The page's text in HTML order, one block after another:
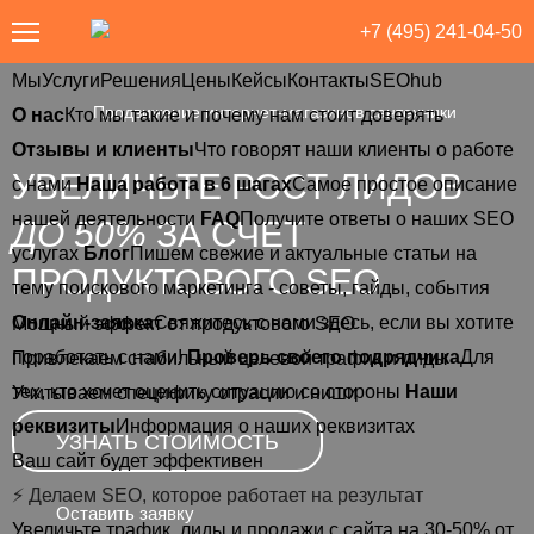
+7 (495) 241-04-50
МыУслугиРешения ЦеныКейсыКонтактыSEOhub
О насКто мы такие и почему нам стоит доверять
Отзывы и клиентыЧто говорят наши клиенты о работе
с нами Наша работа в 6 шагахСамое простое описание
нашей деятельности FAQПолучите ответы о наших SEO
услугах БлогПишем свежие и актуальные статьи на
тему поискового маркетинга - советы, гайды, события
Онлайн-заявкаСвяжитесь с нами здесь, если вы хотите
поработать с нами! Проверь своего подрядчикаДля
тех, кто хочет оценить ситуацию со стороны Наши
реквизитыИнформация о наших реквизитах
Ваш сайт будет эффективен
⚡ Делаем SEO, которое работает на результат
Увеличьте трафик, лиды и продажи с сайта на 30-50% от
SEOhub
Продвижение интернет-магазинов сантехники
УВЕЛИЧЬТЕ РОСТ ЛИДОВ
ДО 50%ЗА СЧЕТ
ПРОДУКТОВОГО SEO
Мощный эффект от продуктового SEO
Привлекаем стабильный целевой трафик и лиды
Учитываем специфику отрасли и ниши
УЗНАТЬ СТОИМОСТЬ
Оставить заявку